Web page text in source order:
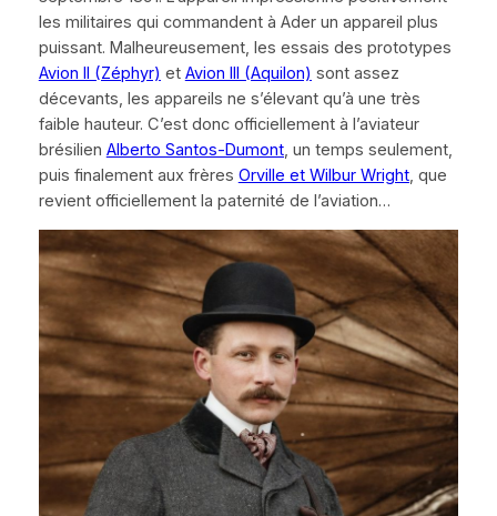
les militaires qui commandent à Ader un appareil plus
puissant. Malheureusement, les essais des prototypes
Avion II (Zéphyr) et Avion III (Aquilon) sont assez
décevants, les appareils ne s’élevant qu’à une très
faible hauteur. C’est donc officiellement à l’aviateur
brésilien Alberto Santos-Dumont, un temps seulement,
puis finalement aux frères Orville et Wilbur Wright, que
revient officiellement la paternité de l’aviation…